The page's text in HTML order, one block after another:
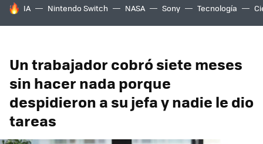
HOY SE HABLA DE
IA Nintendo Switch NASA Sony Tecnología
Un trabajador cobró siete meses
sin hacer nada porque
despidieron a su jefa y nadie le dio
tareas